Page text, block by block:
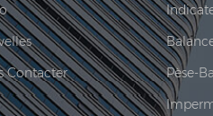
Contacter
Pèse-